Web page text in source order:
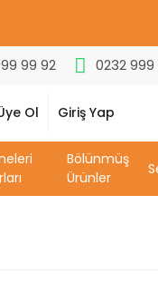
99 92 0232
Ol Giriş Yap
Bölünmüş
Ürünler